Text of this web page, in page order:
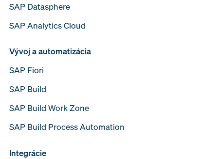
SAP Datasphere
SAP Analytics Cloud
Vývoj a automatizácia
SAP Fiori
SAP Build
SAP Build Work Zone
SAP Build Process Automation
Integrácie